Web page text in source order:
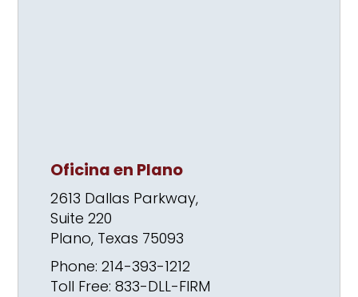
Oficina en Plano
2613 Dallas Parkway,
Suite 220
Plano, Texas 75093
Phone: 214-393-1212
Toll Free: 833-DLL-FIRM